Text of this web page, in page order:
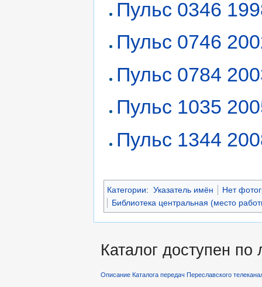
Пульс 0346
Пульс 0746
Пульс 0784
Пульс 1035
Пульс 1344
Категории: Указатель имён
Нет
Библиотека центральная (место
Каталог доступен
Описание Каталога передач Переславского